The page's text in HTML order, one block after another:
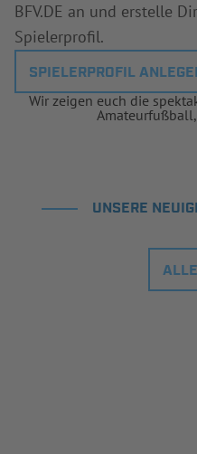
BFV.DE an und erstelle
Spielerprofil.
SPIELERPROFIL
Wir zeigen euch die
UNSERE